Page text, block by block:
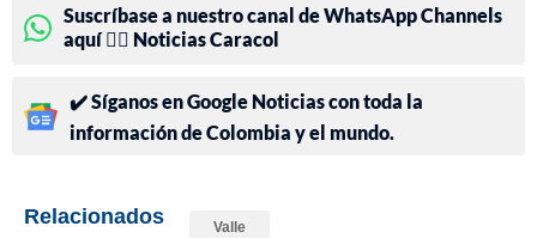
Suscríbase a nuestro canal de WhatsApp Channels
aquí 👉🏻 Noticias Caracol
✔️ Síganos en Google Noticias con toda la
información de Colombia y el mundo.
Relacionados Valle